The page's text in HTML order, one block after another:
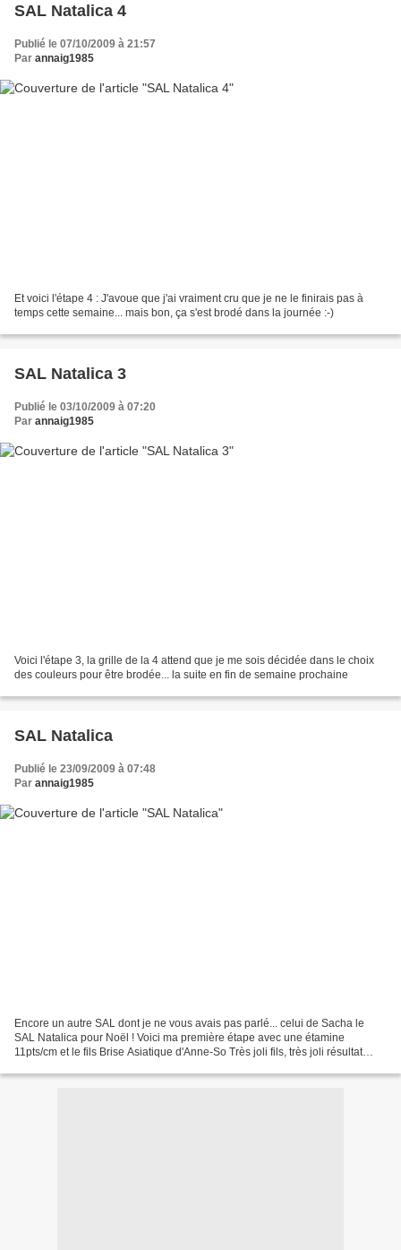
SAL Natalica 4
Publié le 07/10/2009 à 21:57
Par annaig1985
Et voici l'étape 4 : J'avoue que j'ai vraiment cru que je ne le finirais pas à
temps cette semaine... mais bon, ça s'est brodé dans la journée :-)
SAL Natalica 3
Publié le 03/10/2009 à 07:20
Par annaig1985
Voici l'étape 3, la grille de la 4 attend que je me sois décidée dans le choix
des couleurs pour être brodée... la suite en fin de semaine prochaine
SAL Natalica
Publié le 23/09/2009 à 07:48
Par annaig1985
Encore un autre SAL dont je ne vous avais pas parlé... celui de Sacha le
SAL Natalica pour Noël ! Voici ma première étape avec une étamine
11pts/cm et le fils Brise Asiatique d'Anne-So Très joli fils, très joli résultat